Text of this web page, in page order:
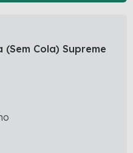
Cola) Supreme